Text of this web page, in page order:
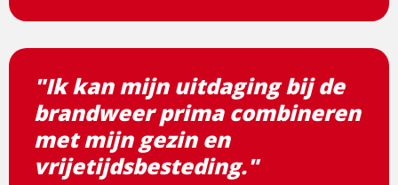
"Ik kan mijn uitdaging bij de
brandweer prima combineren
met mijn gezin en
vrijetijdsbesteding."